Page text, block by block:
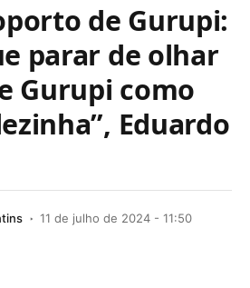
de Gurupi:
parar de olhar
Gurupi como
Eduardo
11 de julho de 2024 - 11:50